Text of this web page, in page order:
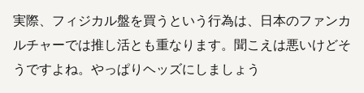
実際、フィジカル盤を買うという行為は、日本のファンカ
ルチャーでは推し活とも重なります。聞こえは悪いけどそ
うですよね。やっぱりヘッズにしましょう